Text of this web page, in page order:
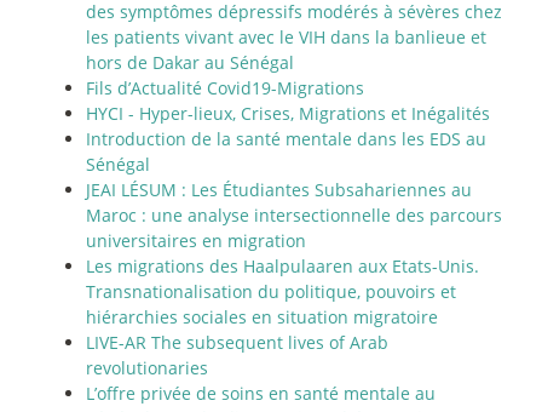
des symptômes dépressifs modérés à sévères chez
les patients vivant avec le VIH dans la banlieue et
hors de Dakar au Sénégal
Fils d’Actualité Covid19-Migrations
HYCI - Hyper-lieux, Crises, Migrations et Inégalités
Introduction de la santé mentale dans les EDS au
Sénégal
JEAI LÉSUM : Les Étudiantes Subsahariennes au
Maroc : une analyse intersectionnelle des parcours
universitaires en migration
Les migrations des Haalpulaaren aux Etats-Unis.
Transnationalisation du politique, pouvoirs et
hiérarchies sociales en situation migratoire
LIVE-AR The subsequent lives of Arab
revolutionaries
L’offre privée de soins en santé mentale au